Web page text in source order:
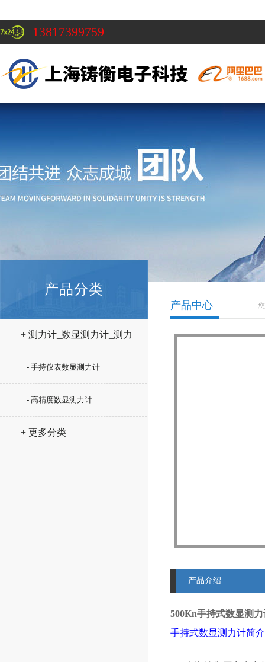
13817399759
产品分类
+ 测力计_数显测力计_测力
- 手持仪表数显测力计
- 高精度数显测力计
+ 更多分类
产品中心
产品介绍
500Kn手持式数显测
手持式数显测力计简介